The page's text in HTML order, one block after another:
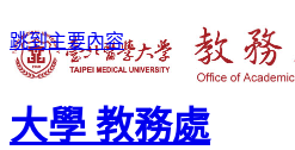
跳到主要內容
大學 教務處